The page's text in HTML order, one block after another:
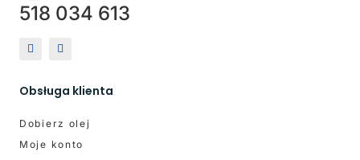
518 034 613
Obsługa klienta
Dobierz olej
Moje konto